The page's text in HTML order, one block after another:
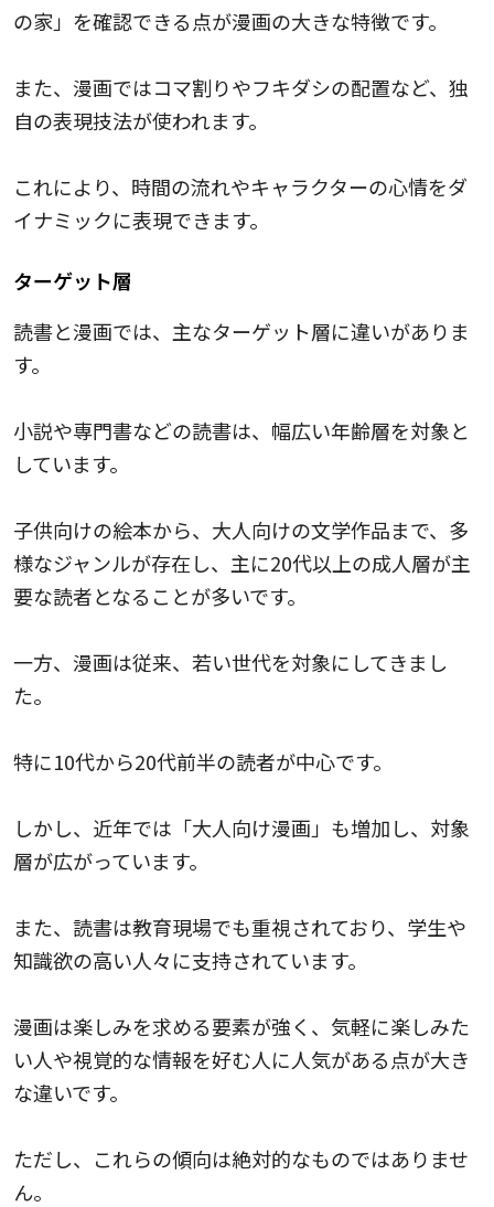
の家」を確認できる点が漫画の大きな特徴です。
また、漫画ではコマ割りやフキダシの配置など、独
自の表現技法が使われます。
これにより、時間の流れやキャラクターの心情をダ
イナミックに表現できます。
ターゲット層
読書と漫画では、主なターゲット層に違いがありま
す。
小説や専門書などの読書は、幅広い年齢層を対象と
しています。
子供向けの絵本から、大人向けの文学作品まで、多
様なジャンルが存在し、主に20代以上の成人層が主
要な読者となることが多いです。
一方、漫画は従来、若い世代を対象にしてきまし
た。
特に10代から20代前半の読者が中心です。
しかし、近年では「大人向け漫画」も増加し、対象
層が広がっています。
また、読書は教育現場でも重視されており、学生や
知識欲の高い人々に支持されています。
漫画は楽しみを求める要素が強く、気軽に楽しみた
い人や視覚的な情報を好む人に人気がある点が大き
な違いです。
ただし、これらの傾向は絶対的なものではありませ
ん。